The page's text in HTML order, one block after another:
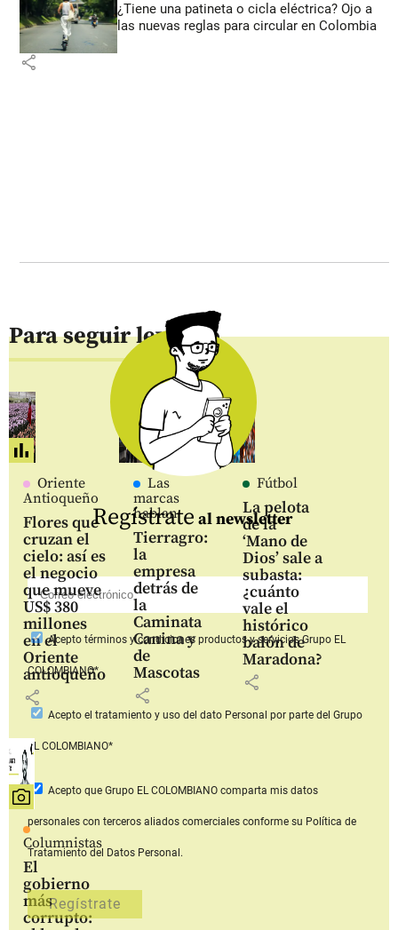
¿Tiene una patineta o cicla eléctrica? Ojo a
las nuevas reglas para circular en Colombia
share
Para seguir leyendo
Oriente
Antioqueño
Flores que
cruzan el
cielo: así es
el negocio
que mueve
US$ 380
millones
en el
Oriente
antioqueño
share
Las
marcas
hablan
Tierragro:
la
empresa
detrás de
la
Caminata
Canina y
de
Mascotas
share
Fútbol
La pelota
de la
‘Mano de
Dios’ sale a
subasta:
¿cuánto
vale el
histórico
balón de
Maradona?
share
Columnistas
El
gobierno
más
corrupto:
Regístrate al newsletter
Aceptotérminos y condiciones productos y serviciosGrupo EL
COLOMBIANO*
Acepto el tratamiento y uso del dato Personal por parte del Grupo
EL COLOMBIANO*
Acepto que Grupo EL COLOMBIANOcomparta mis datos
personales con terceros aliados comerciales conforme su Política de
Tratamiento del Datos Personal.